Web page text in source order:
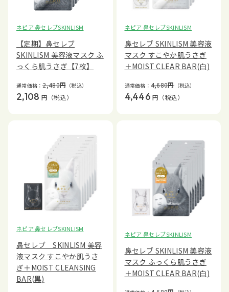
ネピア 鼻セレブSKINLISM
【定期】鼻セレブ
SKINLISM 美容液マスク ふ
っくら肌うさぎ【7枚】
通常価格：2,480円 （税込）
2,108 円 （税込）
ネピア 鼻セレブSKINLISM
鼻セレブ SKINLISM 美容液
マスク すこやか肌うさぎ
＋MOIST CLEAR BAR(白)
通常価格： 4,680円（税込）
4,446 円 （税込）
ネピア 鼻セレブSKINLISM
鼻セレブ SKINLISM 美容
液マスク すこやか肌うさ
ぎ＋MOIST CLEANSING
BAR(黒)
ネピア 鼻セレブSKINLISM
鼻セレブ SKINLISM 美容液
マスク ふっくら肌うさぎ
＋MOIST CLEAR BAR(白)